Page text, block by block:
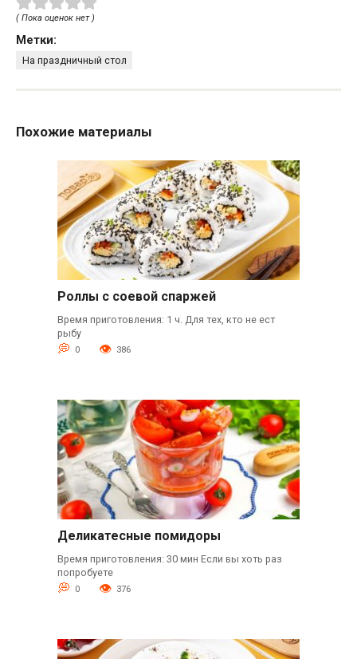
( Пока оценок нет )
Метки:
На праздничный стол
Похожие материалы
Роллы с соевой спаржей
Время приготовления: 1 ч. Для тех, кто не ест
рыбу
0 386
Деликатесные помидоры
Время приготовления: 30 мин Если вы хоть раз
попробуете
0 376